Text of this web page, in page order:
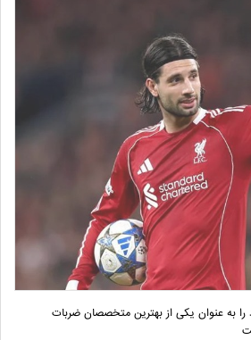
به‌ عنوان یکی از بهترین متخصصان ضربات